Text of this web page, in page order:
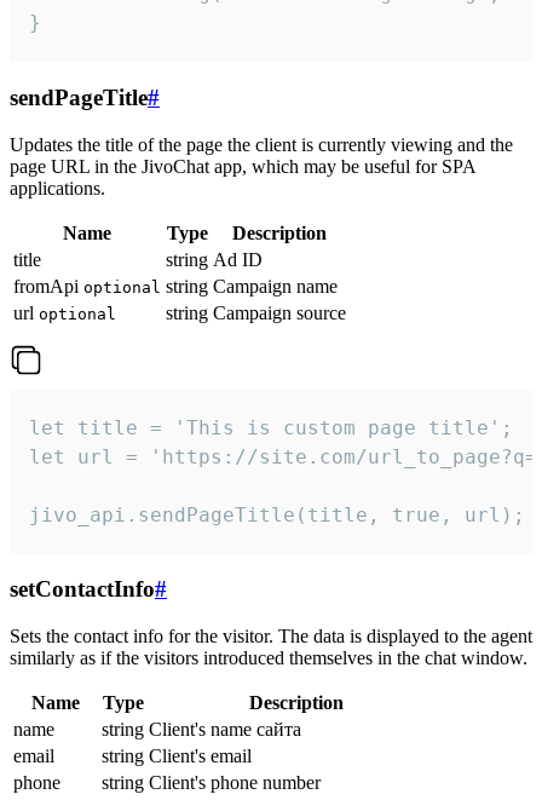
}
sendPageTitle#
Updates the title of the page the client is currently viewing and the
page URL in the JivoChat app, which may be useful for SPA
applications.
Name Type
Description
title
string Ad ID
fromApi optional string Campaign name
url optional string Campaign source
let title = 'This is custom page title';
let url = 'https://site.com/
jivo_api.sendPageTitle(title, true, url);
setContactInfo#
Sets the contact info for the visitor. The data is displayed to the agent
similarly as if the visitors introduced themselves in the chat window.
Name Type
Description
name
string Client's name сайта
email
string Client's email
phone
string Client's phone number